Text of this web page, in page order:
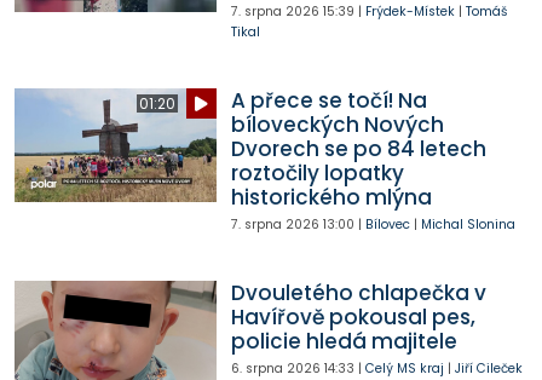
7. srpna 2026 15:39 | Frýdek-Místek| Tomáš
Tikal
01:20
A přece se točí! Na
bíloveckých Nových
Dvorech se po 84 letech
roztočily lopatky
historického mlýna
7. srpna 2026 13:00 | Bílovec| Michal Slonina
Dvouletého chlapečka v
Havířově pokousal pes,
policie hledá majitele
6. srpna 2026 14:33 | Celý MS kraj | Jiří Cileček